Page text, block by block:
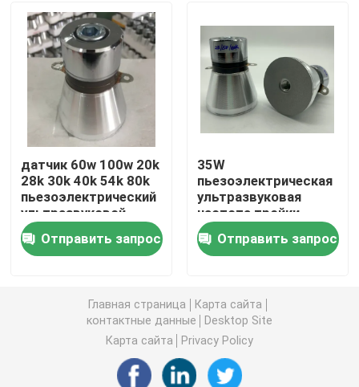
Датчик Multi частоты ультразвуковой
пьезоэлектрический ультразвуковой датчик
Погружные ультразвукового преобразователя
Генератор цифров ультразвуковой
ультразвуковой частоты генератора
Ультразвуковой Disruptor клетки
Ультразвуковой реактор
датчик 60w 100w 20k
28k 30k 40k 54k 80k
пьезоэлектрический
ультразвуковой
Отправить запрос
35W
пьезоэлектрическая
ультразвуковая
частота тройки
датчика 25/50/80 k
Отправить запрос
Главная страница
Карта сайта
контактные данные
Desktop Site
Карта сайта
Privacy Policy